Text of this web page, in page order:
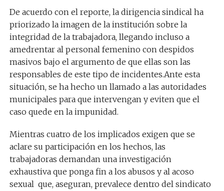
De acuerdo con el reporte, la dirigencia sindical ha
priorizado la imagen de la institución sobre la
integridad de la trabajadora, llegando incluso a
amedrentar al personal femenino con despidos
masivos bajo el argumento de que ellas son las
responsables de este tipo de incidentes.Ante esta
situación, se ha hecho un llamado a las autoridades
municipales para que intervengan y eviten que el
caso quede en la impunidad.
Mientras cuatro de los implicados exigen que se
aclare su participación en los hechos, las
trabajadoras demandan una investigación
exhaustiva que ponga fin a los abusos y al acoso
sexual que, aseguran, prevalece dentro del sindicato